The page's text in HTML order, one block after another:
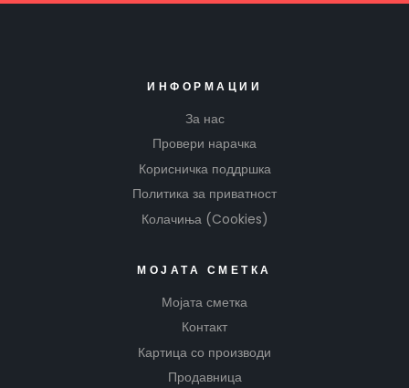
ИНФОРМАЦИИ
За нас
Провери нарачка
Корисничка поддршка
Политика за приватност
Колачиња (Cookies)
МОЈАТА СМЕТКА
Мојата сметка
Контакт
Картица со производи
Продавница